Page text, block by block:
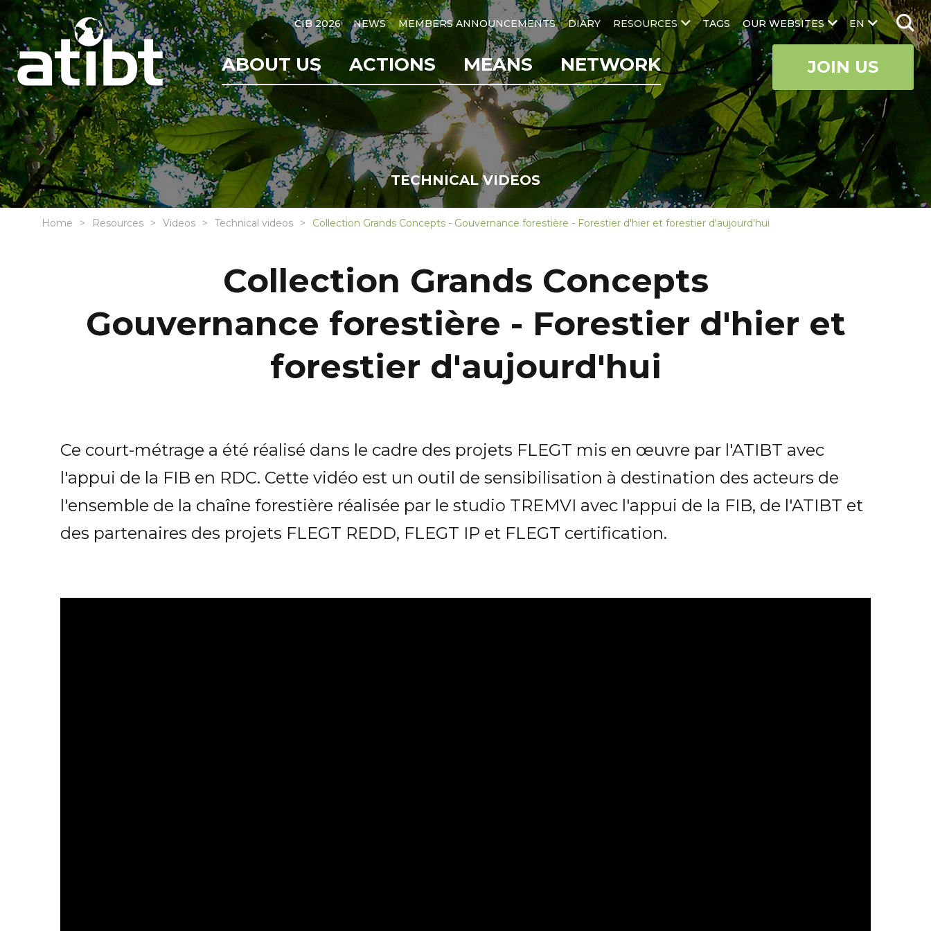
EN
CIB 2026 NEWS MEMBERS ANNOUNCEMENTS DIARY RESOURCES TAGS OUR WEBSITES
ABOUT US ACTIONS MEANS NETWORK JOIN US
TECHNICAL VIDEOS
Home Resources Videos Technical videos Collection Grands Concepts - Gouvernance forestière - Forestier d'hier et forestier d'aujourd'hui
Collection Grands Concepts
Gouvernance forestière - Forestier d'hier et
forestier d'aujourd'hui
Ce court-métrage a été réalisé dans le cadre des projets FLEGT mis en œuvre par l'ATIBT avec
l'appui de la FIB en RDC. Cette vidéo est un outil de sensibilisation à destination des acteurs de
l'ensemble de la chaîne forestière réalisée par le studio TREMVI avec l'appui de la FIB, de l'ATIBT et
des partenaires des projets FLEGT REDD, FLEGT IP et FLEGT certification.